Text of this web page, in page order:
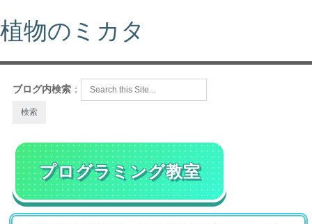
植物のミカタ
ブログ内検索 ：
プログラミング教室